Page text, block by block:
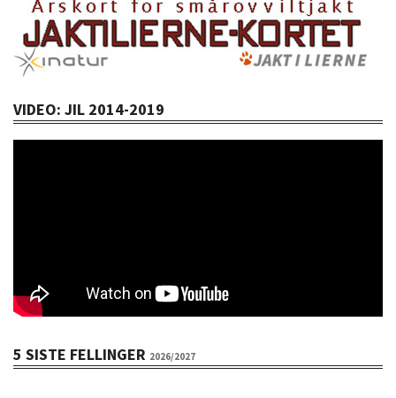
VIDEO: JIL 2014-2019
5 SISTE FELLINGER 2026/2027